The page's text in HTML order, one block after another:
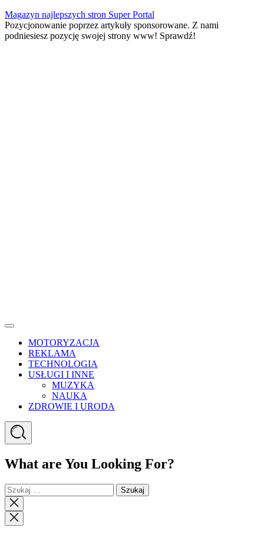
Skip
to
content
Magazyn najlepszych stron Super Portal
Pozycjonowanie poprzez artykuły sponsorowane. Z nami
podniesiesz pozycję swojej strony www! Sprawdź!
Menu
MOTORYZACJA
REKLAMA
TECHNOLOGIA
USŁUGI I INNE
MUZYKA
NAUKA
ZDROWIE I URODA
Search
What are You Looking For?
Szukaj:
Close
search
Close
Menu